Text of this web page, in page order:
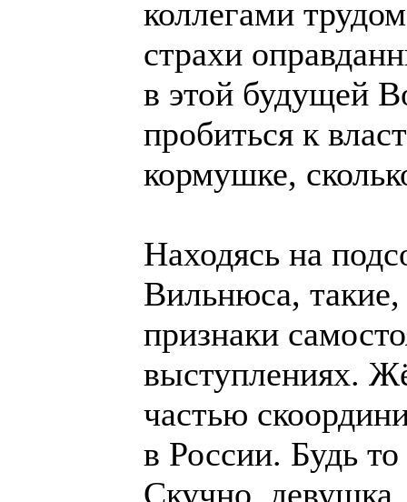
коллегами
страхи
в этой будущей
пробиться к
кормушке,
Находясь на
Вильнюса,
признаки
выступлениях.
частью
в России. Будь
Скучно,